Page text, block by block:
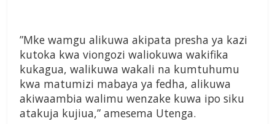
”Mke wamgu alikuwa akipata presha ya kazi
kutoka kwa viongozi waliokuwa wakifika
kukagua, walikuwa wakali na kumtuhumu
kwa matumizi mabaya ya fedha, alikuwa
akiwaambia walimu wenzake kuwa ipo siku
atakuja kujiua,” amesema Utenga.